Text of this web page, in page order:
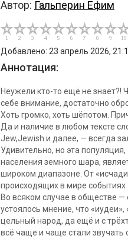
Автор: Гальперин Ефим
Добавлено: 23 апрель 2026,
Аннотация:
Неужели кто-то ещё не знает?!
себе внимание, достаточно
Хоть громко, хоть шёпотом.
Да и наличие в любом тексте
Jew,Jewish и далее, — всегда
Удивительно, но эта
населения земного шара,
широком диапазоне. От
происходящих в мире событиях
Во всяком случае в обществе
устоялось мнение, что «иудеи»,
цельный народ, да ещё и с
всё чаще и чаще стали звучать